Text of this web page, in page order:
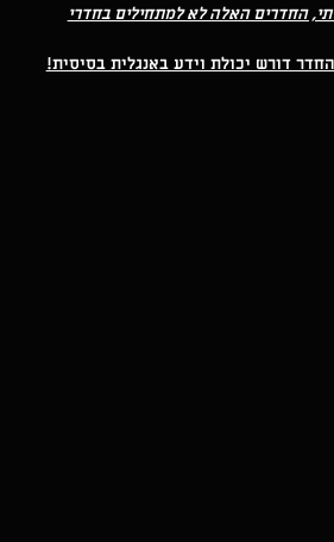
החדרים האלה לא למתחילים בחדרי
דורש יכולת וידע באנגלית בסיסית!